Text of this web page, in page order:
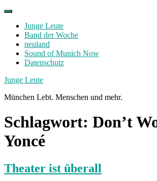
Skip
contentJunge Leute
Band der Woche
neuland
Sound of Munich Now
Datenschutz
Facebook
Twitter
Instagram
Junge Leute
München Lebt. Menschen und mehr.
Schlagwort: Don’t
Yoncé
Theater ist überall